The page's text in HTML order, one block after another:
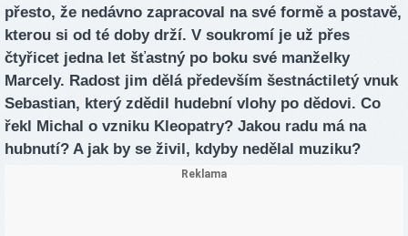
přesto, že nedávno zapracoval na své formě a postavě,
kterou si od té doby drží. V soukromí je už přes
čtyřicet jedna let šťastný po boku své manželky
Marcely. Radost jim dělá především šestnáctiletý vnuk
Sebastian, který zdědil hudební vlohy po dědovi. Co
řekl Michal o vzniku Kleopatry? Jakou radu má na
hubnutí? A jak by se živil, kdyby nedělal muziku?